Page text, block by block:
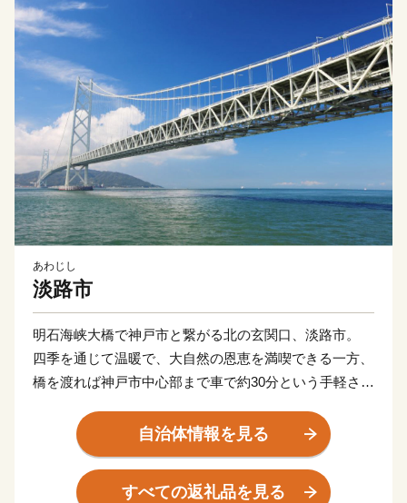
あわじし
淡路市
明石海峡大橋で神戸市と繋がる北の玄関口、淡路市。
四季を通じて温暖で、大自然の恩恵を満喫できる一方、
橋を渡れば神戸市中心部まで車で約30分という手軽さが
田舎と都会の両方の「好いとこ取り」をした未来の暮ら
しがここにあります。
また、淡路島はかつて若狭や志摩と並び、朝廷にご馳走
自治体情報を見る
すべての返礼品を見る